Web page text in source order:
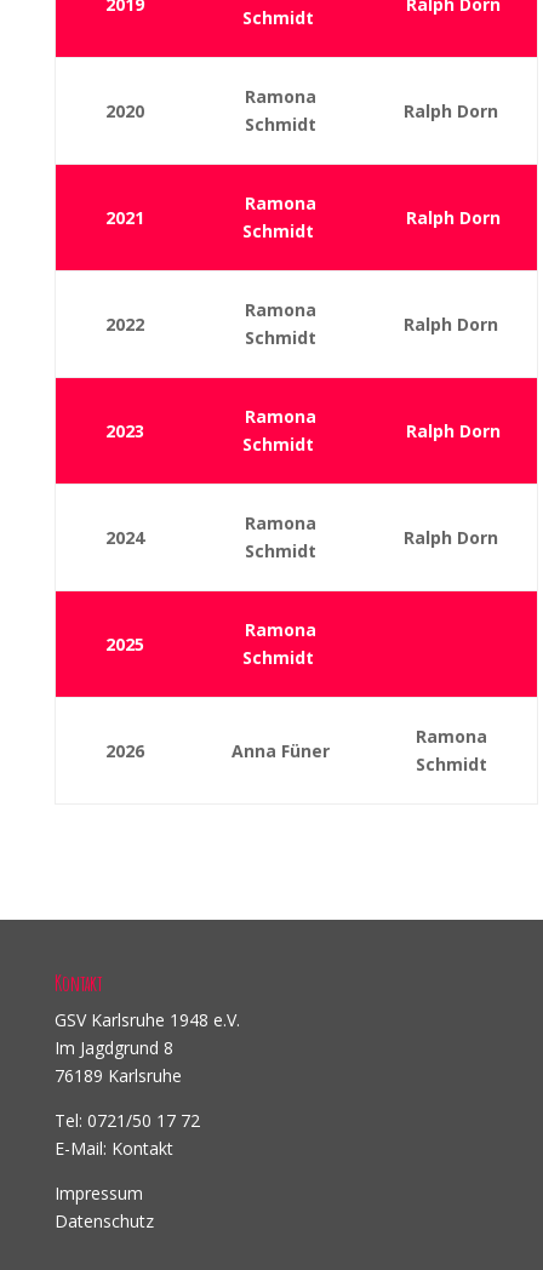
Schmidt
2020
Ramona
Schmidt
Ralph Dorn
2021
Ramona
Schmidt
Ralph Dorn
2022
Ramona
Schmidt
Ralph Dorn
2023
Ramona
Schmidt
Ralph Dorn
2024
Ramona
Schmidt
Ralph Dorn
2025
Ramona
Schmidt
2026 Anna Füner
Ramona
Schmidt
Kontakt
GSV Karlsruhe 1948 e.V.
Im Jagdgrund 8
76189 Karlsruhe
Tel: 0721/50 17 72
E-Mail: Kontakt
Impressum
Datenschutz